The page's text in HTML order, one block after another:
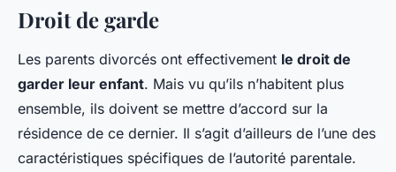
Droit de garde
Les parents divorcés ont effectivement le droit de
garder leur enfant. Mais vu qu’ils n’habitent plus
ensemble, ils doivent se mettre d’accord sur la
résidence de ce dernier. Il s’agit d’ailleurs de l’une des
caractéristiques spécifiques de l’autorité parentale.